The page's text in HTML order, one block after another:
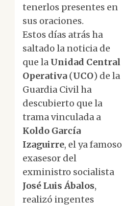
tenerlos presentes en
sus oraciones.
Estos días atrás ha
saltado la noticia de
que la Unidad Central
Operativa (UCO) de la
Guardia Civil ha
descubierto que la
trama vinculada a
Koldo García
Izaguirre, el ya famoso
exasesor del
exministro socialista
José Luis Ábalos,
realizó ingentes